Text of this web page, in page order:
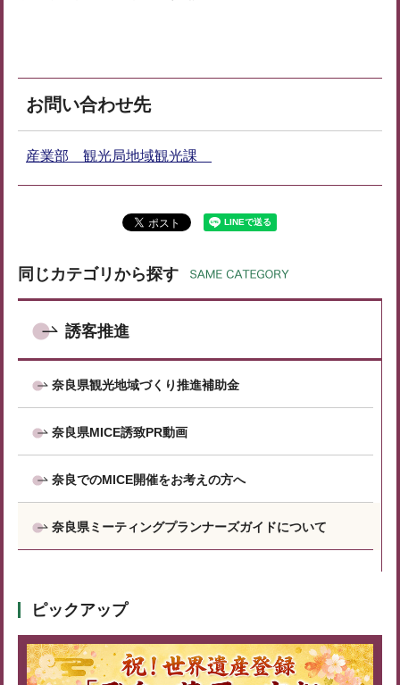
お問い合わせ先
産業部 観光局地域観光課
同じカテゴリから探す
誘客推進
奈良県観光地域づくり推進補助金
奈良県MICE誘致PR動画
奈良でのMICE開催をお考えの方へ
奈良県ミーティングプランナーズガイドについて
ピックアップ